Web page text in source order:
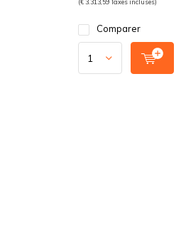
(€ 3.313,59 Taxes incluses)
Comparer